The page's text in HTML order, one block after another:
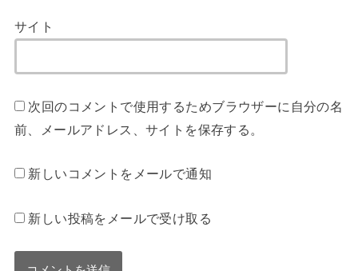
サイト
次回のコメントで使用するためブラウザーに自分の名
前、メールアドレス、サイトを保存する。
新しいコメントをメールで通知
新しい投稿をメールで受け取る